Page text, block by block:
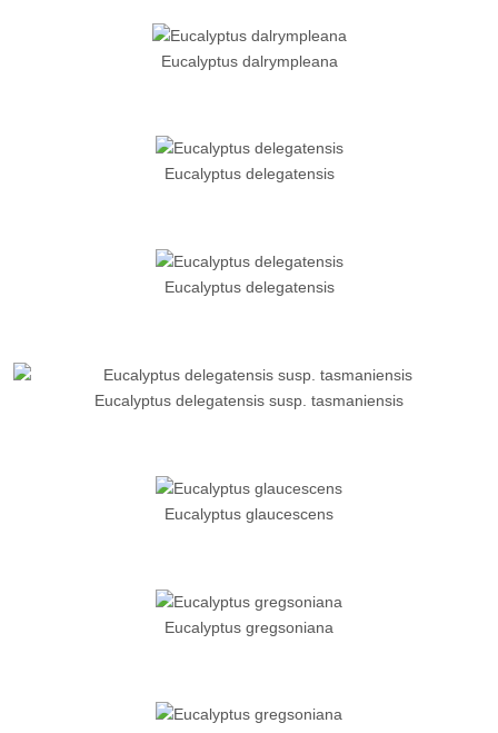
Eucalyptus dalrympleana
Eucalyptus delegatensis
Eucalyptus delegatensis
Eucalyptus delegatensis susp. tasmaniensis
Eucalyptus glaucescens
Eucalyptus gregsoniana